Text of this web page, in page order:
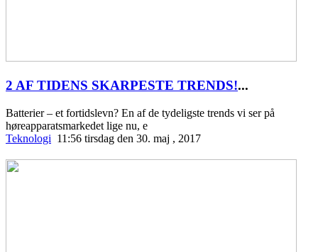
2 AF TIDENS SKARPESTE TRENDS!...
Batterier – et fortidslevn? En af de tydeligste trends vi ser på
høreapparatsmarkedet lige nu, e
Teknologi 11:56 tirsdag den 30. maj , 2017